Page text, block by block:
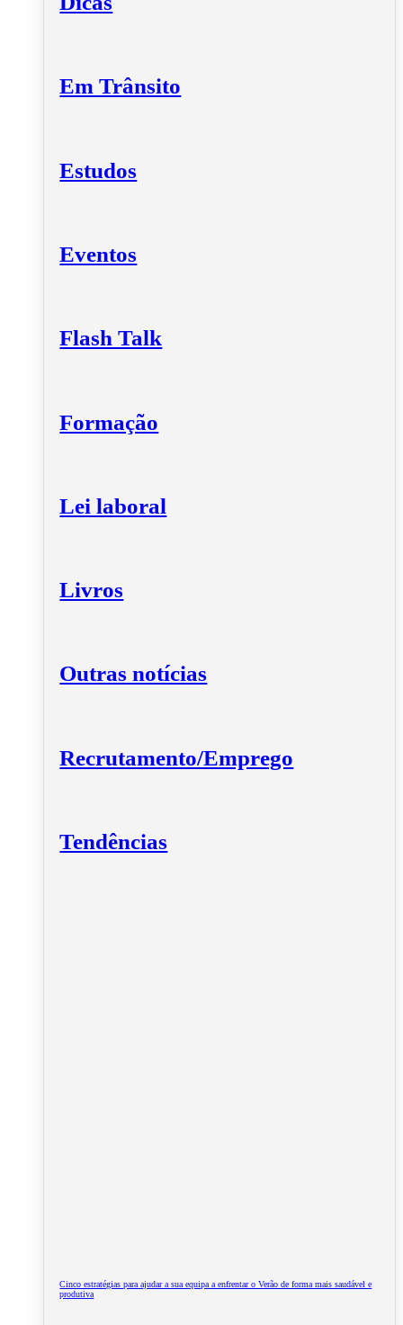
Em Trânsito
Estudos
Eventos
Flash Talk
Formação
Lei laboral
Livros
Outras notícias
Recrutamento/Emprego
Tendências
Cinco estratégias para ajudar a sua equipa a enfrentar o Verão de forma mais saudável e
produtiva